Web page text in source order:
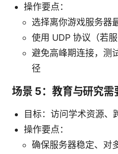
操作要点：
选择离你游戏服务器
使用 UDP 协议（若服
避免高峰期连接，测
径
场景 5：教育与研究需
目标：访问学术资源、
操作要点：
确保服务器稳定、对